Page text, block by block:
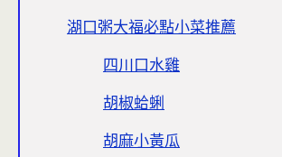
湖口粥大福必點小菜推薦
四川口水雞
胡椒蛤蜊
胡麻小黃瓜